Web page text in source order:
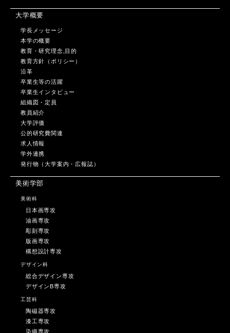
大学概要
学長メッセージ
本学の概要
教育・研究理念,目的
教育方針（ポリシー）
沿革
卒業生等の活躍
卒業生インタビュー
組織図・定員
教員紹介
大学評価
公的研究費関連
求人情報
学外連携
発行物（大学案内・広報誌）
美術学部
美術科
日本画専攻
油画専攻
彫刻専攻
版画専攻
構想設計専攻
デザイン科
総合デザイン専攻
デザインB専攻
工芸科
陶磁器専攻
漆工専攻
染織専攻